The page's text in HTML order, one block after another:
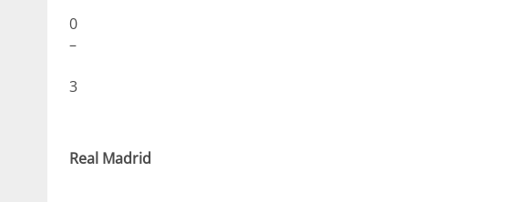
0
–
3
Real Madrid